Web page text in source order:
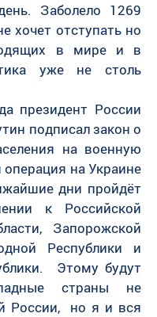
Заболело 1269
хочет отступать но
в мире и в
уже не столь
президент России
подписал закон о
на военную
на Украине
дни пройдёт
к Российской
Запорожской
Республики и
Этому будут
страны не
России, но я и вся